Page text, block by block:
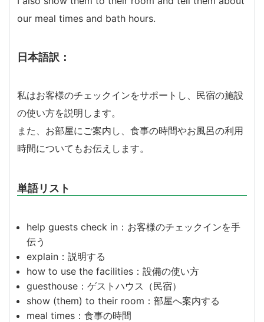
our meal times and bath hours.
日本語訳：
私はお客様のチェックインをサポートし、民宿の施設
の使い方を説明します。
また、お部屋にご案内し、食事の時間やお風呂の利用
時間についてもお伝えします。
単語リスト
help guests check in：お客様のチェックインを手
伝う
explain：説明する
how to use the facilities：設備の使い方
guesthouse：ゲストハウス（民宿）
show (them) to their room：部屋へ案内する
meal times：食事の時間